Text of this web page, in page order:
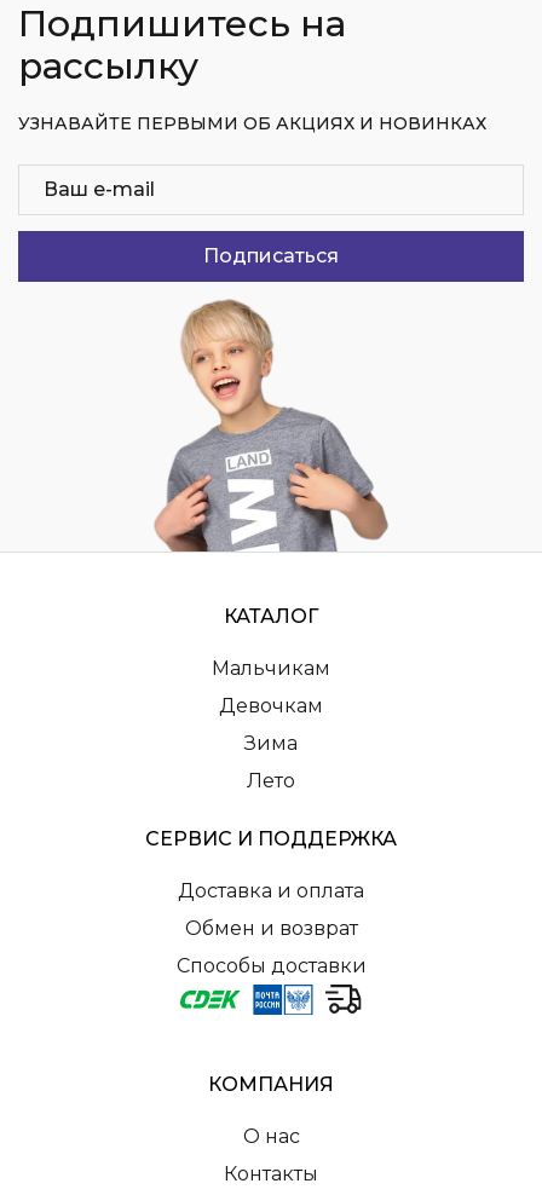
Подпишитесь на
рассылку
УЗНАВАЙТЕ ПЕРВЫМИ ОБ АКЦИЯХ И НОВИНКАХ
Подписаться
КАТАЛОГ
Мальчикам
Девочкам
Зима
Лето
СЕРВИС И ПОДДЕРЖКА
Доставка и оплата
Обмен и возврат
Способы доставки
КОМПАНИЯ
О нас
Контакты